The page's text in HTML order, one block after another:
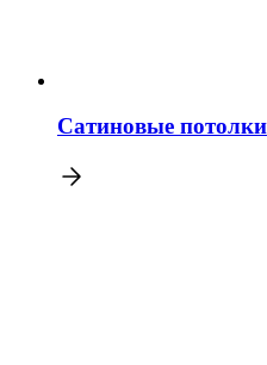
Сатиновые потолки